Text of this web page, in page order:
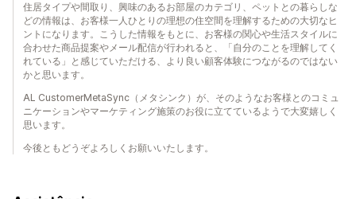
住居タイプや間取り、興味のあるお部屋のカテゴリ、ペットとの暮らしな
どの情報は、お客様一人ひとりの理想の住空間を理解するための大切なヒ
ントになります。こうした情報をもとに、お客様の関心や生活スタイルに
合わせた商品提案やメール配信が行われると、「自分のことを理解してく
れている」と感じていただける、より良い顧客体験につながるのではない
かと思います。
AL CustomerMetaSync（メタシンク）が、そのようなお客様とのコミュ
ニケーションやマーケティング施策のお役に立てているようで大変嬉しく
思います。
今後ともどうぞよろしくお願いいたします。